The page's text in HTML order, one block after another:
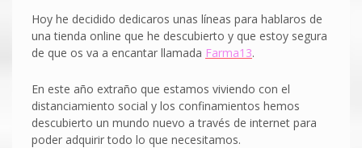
Hoy he decidido dedicaros unas líneas para hablaros de
una tienda online que he descubierto y que estoy segura
de que os va a encantar llamada Farma13.
En este año extraño que estamos viviendo con el
distanciamiento social y los confinamientos hemos
descubierto un mundo nuevo a través de internet para
poder adquirir todo lo que necesitamos.